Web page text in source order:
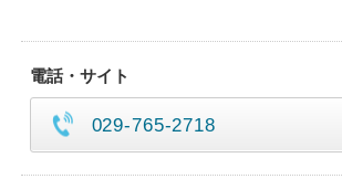
電話・サイト
029-765-2718